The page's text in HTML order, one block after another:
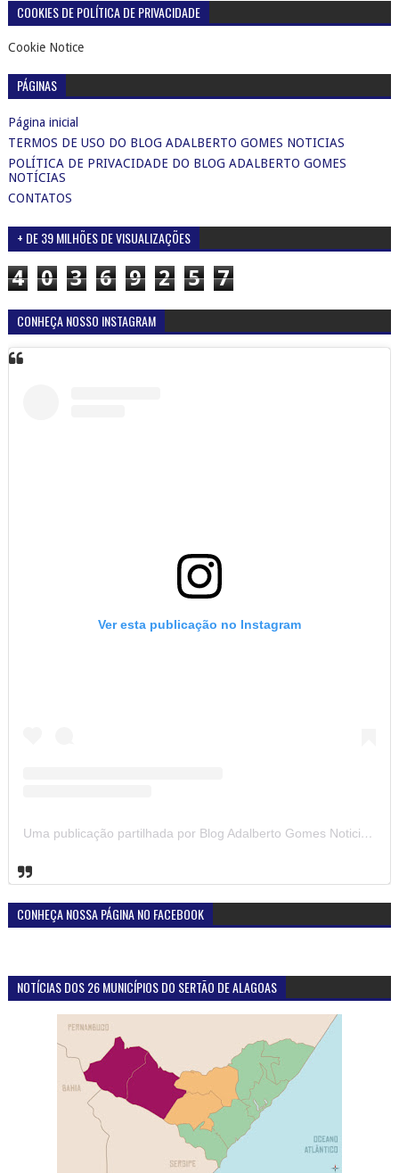
COOKIES DE POLÍTICA DE PRIVACIDADE
Cookie Notice
PÁGINAS
Página inicial
TERMOS DE USO DO BLOG ADALBERTO GOMES NOTICIAS
POLÍTICA DE PRIVACIDADE DO BLOG ADALBERTO GOMES
NOTÍCIAS
CONTATOS
+ DE 39 MILHÕES DE VISUALIZAÇÕES
4 0 3 6 9 2 5 7
CONHEÇA NOSSO INSTAGRAM
Ver esta publicação no Instagram
Uma publicação partilhada por Blog Adalberto Gomes Noticias (@blogadalbertogomesnoticiass)
CONHEÇA NOSSA PÁGINA NO FACEBOOK
NOTÍCIAS DOS 26 MUNICÍPIOS DO SERTÃO DE ALAGOAS